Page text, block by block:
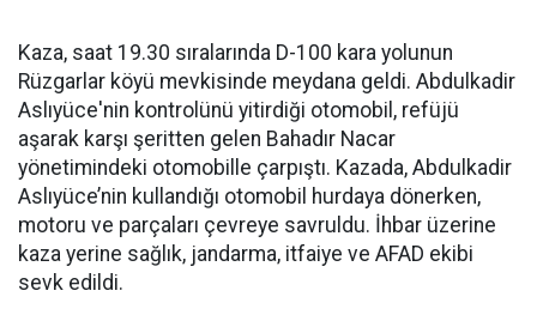
Kaza, saat 19.30 sıralarında D-100 kara yolunun
Rüzgarlar köyü mevkisinde meydana geldi. Abdulkadir
Aslıyüce'nin kontrolünü yitirdiği otomobil, refüjü
aşarak karşı şeritten gelen Bahadır Nacar
yönetimindeki otomobille çarpıştı. Kazada, Abdulkadir
Aslıyüce’nin kullandığı otomobil hurdaya dönerken,
motoru ve parçaları çevreye savruldu. İhbar üzerine
kaza yerine sağlık, jandarma, itfaiye ve AFAD ekibi
sevk edildi.